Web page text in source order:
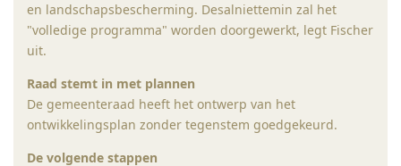
en landschapsbescherming. Desalniettemin zal het
"volledige programma" worden doorgewerkt, legt Fischer
uit.
Raad stemt in met plannen
De gemeenteraad heeft het ontwerp van het
ontwikkelingsplan zonder tegenstem goedgekeurd.
De volgende stappen